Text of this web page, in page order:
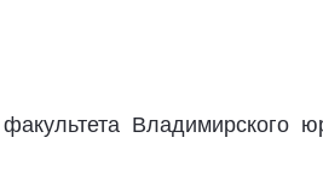
Владимирского